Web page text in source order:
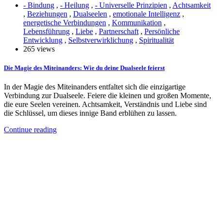
- Bindung , - Heilung , - Universelle Prinzipien , Achtsamkeit
, Beziehungen , Dualseelen , emotionale Intelligenz ,
energetische Verbindungen , Kommunikation ,
Lebensführung , Liebe , Partnerschaft , Persönliche
Entwicklung , Selbstverwirklichung , Spiritualität
265 views
Die Magie des Miteinanders: Wie du deine Dualseele feierst
In der Magie des Miteinanders entfaltet sich die einzigartige
Verbindung zur Dualseele. Feiere die kleinen und großen Momente,
die eure Seelen vereinen. Achtsamkeit, Verständnis und Liebe sind
die Schlüssel, um dieses innige Band erblühen zu lassen.
Continue reading